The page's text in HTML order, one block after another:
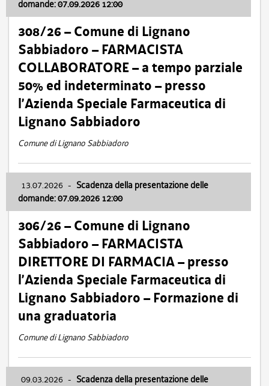
domande: 07.09.2026 12:00
308/26 – Comune di Lignano
Sabbiadoro – FARMACISTA
COLLABORATORE – a tempo parziale
50% ed indeterminato – presso
l’Azienda Speciale Farmaceutica di
Lignano Sabbiadoro
Comune di Lignano Sabbiadoro
13.07.2026 - Scadenza della presentazione delle
domande: 07.09.2026 12:00
306/26 – Comune di Lignano
Sabbiadoro – FARMACISTA
DIRETTORE DI FARMACIA – presso
l’Azienda Speciale Farmaceutica di
Lignano Sabbiadoro – Formazione di
una graduatoria
Comune di Lignano Sabbiadoro
09.03.2026 - Scadenza della presentazione delle